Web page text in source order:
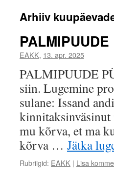
Arhiiv
EAKK, 13. apr. 2025
PALMIPUUDE
siin. Lugemine
sulane: Issand
kinnitaksinväsinut
mu kõrva, et ma
kõrva … Jätka
Rubriigid: EAKK | Lisa